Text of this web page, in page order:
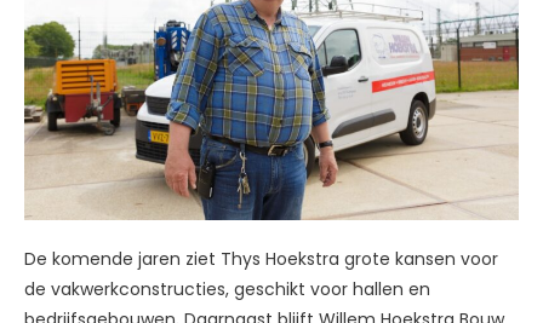
De komende jaren ziet Thys Hoekstra grote kansen voor
de vakwerkconstructies, geschikt voor hallen en